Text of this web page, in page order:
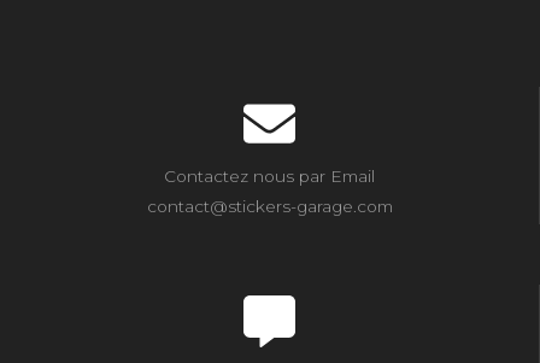
Contactez nous par Email
contact@stickers-garage.com